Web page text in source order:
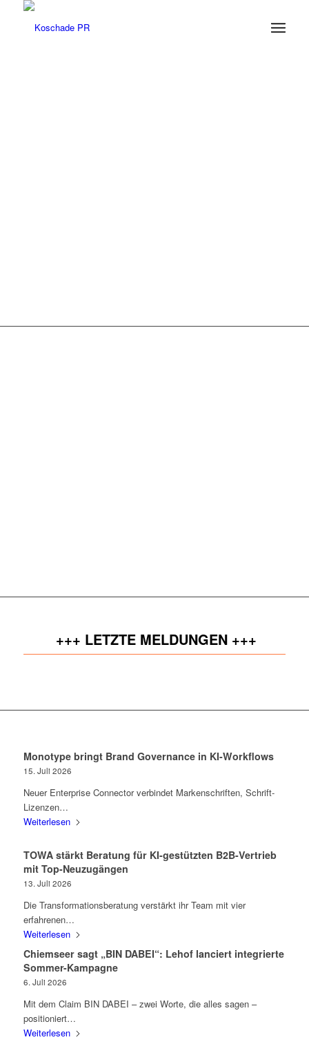
+++ LETZTE MELDUNGEN +++
Monotype bringt Brand Governance in KI-Workflows
15. Juli 2026
Neuer Enterprise Connector verbindet Markenschriften, Schrift-
Lizenzen…
Weiterlesen
TOWA stärkt Beratung für KI-gestützten B2B-Vertrieb
mit Top-Neuzugängen
13. Juli 2026
Die Transformationsberatung verstärkt ihr Team mit vier
erfahrenen…
Weiterlesen
Chiemseer sagt „BIN DABEI“: Lehof lanciert integrierte
Sommer-Kampagne
6. Juli 2026
Mit dem Claim BIN DABEI – zwei Worte, die alles sagen –
positioniert…
Weiterlesen